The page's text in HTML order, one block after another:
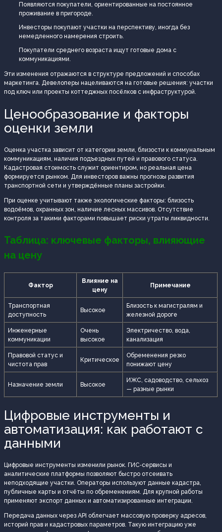
Появляются покупатели, ориентированные на постоянное
проживание в пригороде.
Инвесторы покупают участки на перспективу, иногда без
немедленного намерения строить.
Покупатели среднего возраста ищут готовые дома с
коммуникациями.
Эти изменения отражаются в структуре предложений и способах
маркетинга. Девелоперы нацеливаются на готовые решения: участки
под ключ или проекты коттеджных посёлков с инфраструктурой.
Ценообразование и факторы
оценки земли
Оценка участка зависит от категории земли, близости к коммунальным
коммуникациям, наличия подъездных путей и правового статуса.
Кадастровая стоимость служит ориентиром, но реальная цена
формируется рынком. Для инвесторов важны прогнозы развития
транспортной сети и утверждённые планы застройки.
При оценке учитывают также экологические факторы: близость
водоёмов, охранных зон, наличие лесных массивов. Отсутствие
контроля за такими факторами повышает риски утраты ликвидности.
Таблица: ключевые факторы, влияющие
на цену
Фактор
Влияние на
цену
Примечание
Транспортная
доступность
Высокое
Близость к магистралям и
железной дороге
Инженерные
коммуникации
Очень
высокое
Электричество, вода,
канализация
Правовой статус и
чистота прав
Критическое
Обременения резко
понижают цену
Назначение земли Высокое
ИЖС, садоводство, сельхоз
— разные рынки
Цифровые инструменты и
автоматизация: как работают с
данными
Цифровые инструменты изменили рынок. ГИС‑сервисы и
аналитические платформы позволяют быстро отсеивать
неподходящие участки. Операторы используют данные кадастра,
публичные карты и отчёты по обременениям. Для крупной работы
применяют экспорт данных и автоматизированные интеграции.
Передача данных через API облегчает массовую проверку адресов,
историй прав и кадастровых параметров. Такую интеграцию уже